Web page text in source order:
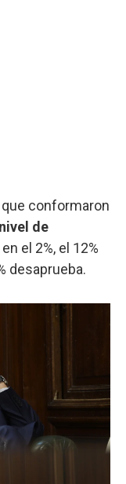
conformaron
nivel de
el 2%, el 12%
desaprueba.